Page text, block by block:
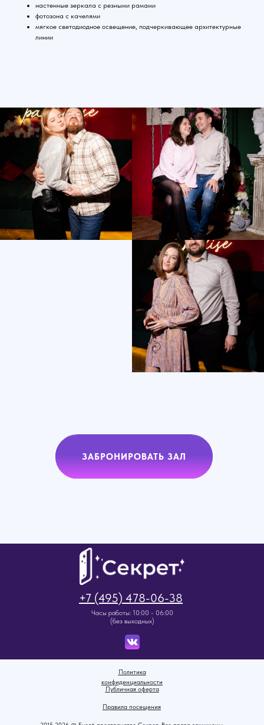
настенные зеркала с резными рамами
фотозона с качелями
мягкое светодиодное освещение, подчеркивающее архитектурные
линии
ЗАБРОНИРОВАТЬ ЗАЛ
Часы работы: 10:00 - 06:00
(без выходных)
Политика
конфиденциальности
Публичная оферта
Правила посещения
+7 (495) 478-06-38